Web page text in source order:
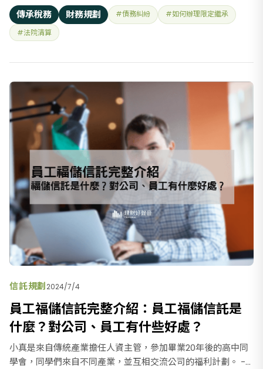
週收到了所有遺產資料後，和所有繼承人（媽媽已過世，剩下2
個妹妹）討論要如何繼承？ 盤點爸爸的遺產有房地產和現金、
股票合計800萬，銀行貸款有700萬，但
傳承稅務 財務規劃 #債務糾紛
#如何辦理限定繼承
#法院清算
信託規劃2024/7/4
員工福儲信託完整介紹：員工福儲信託是
什麼？對公司、員工有什些好處？
小真是來自傳統產業擔任人資主管，參加畢業20年後的高中同
學會，同學們來自不同產業，並互相交流公司的福利計劃。 -